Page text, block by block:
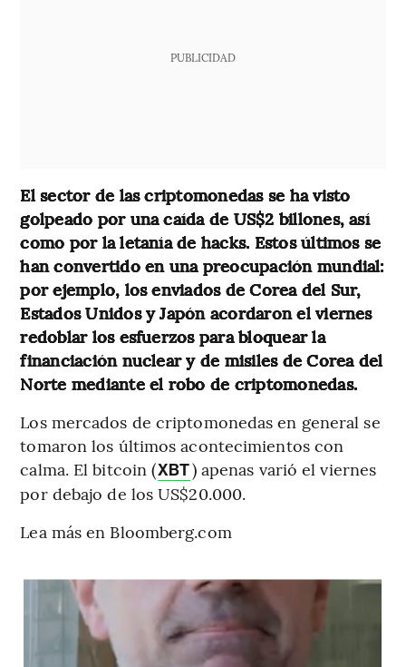
PUBLICIDAD
El sector de las criptomonedas se ha visto
golpeado por una caída de US$2 billones, así
como por la letanía de hacks. Estos últimos se
han convertido en una preocupación mundial:
por ejemplo, los enviados de Corea del Sur,
Estados Unidos y Japón acordaron el viernes
redoblar los esfuerzos para bloquear la
financiación nuclear y de misiles de Corea del
Norte mediante el robo de criptomonedas.
Los mercados de criptomonedas en general se
tomaron los últimos acontecimientos con
calma. El bitcoin (XBT) apenas varió el viernes
por debajo de los US$20.000.
Lea más en Bloomberg.com